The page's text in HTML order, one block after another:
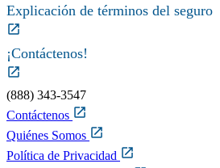
Explicación de términos del seguro
¡Contáctenos!
(888) 343-3547
Contáctenos
Quiénes Somos
Política de Privacidad